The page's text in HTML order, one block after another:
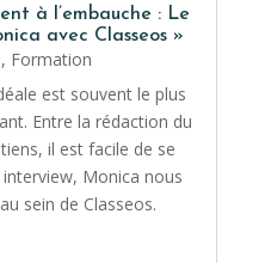
à l’embauche : Le
avec Classeos »
, Formation
est souvent le plus
Entre la rédaction du
il est facile de se
Monica nous
sein de Classeos.